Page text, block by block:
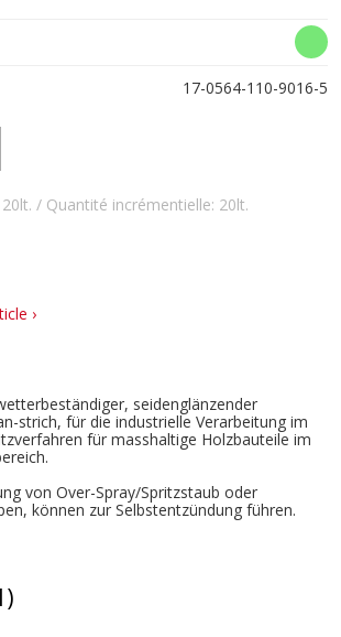
17-0564-110-9016-5
/ Quantité incrémentielle: 20lt.
›
seidenglänzender
strich, für die industrielle Verarbeitung im
für masshaltige Holzbauteile im
von Over-Spray/Spritzstaub oder
können zur Selbstentzündung führen.